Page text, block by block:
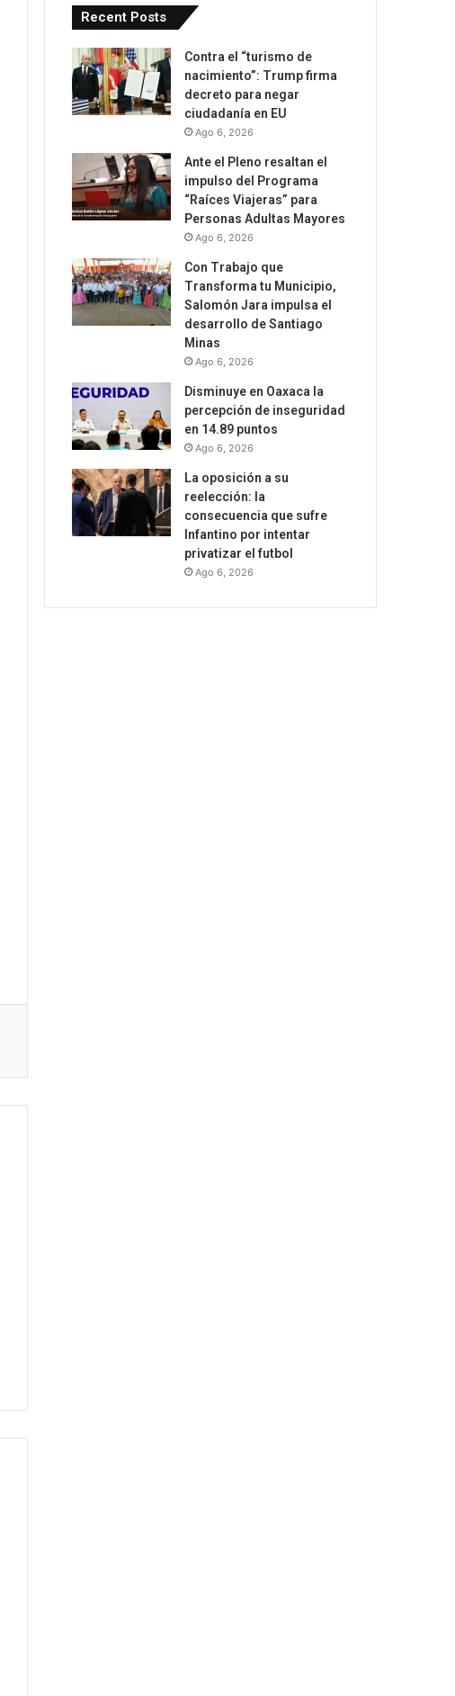
Recent Posts
Contra el “turismo de
nacimiento”: Trump firma
decreto para negar
ciudadanía en EU
Ago 6, 2026
Ante el Pleno resaltan el
impulso del Programa
“Raíces Viajeras” para
Personas Adultas Mayores
Ago 6, 2026
Con Trabajo que
Transforma tu Municipio,
Salomón Jara impulsa el
desarrollo de Santiago
Minas
Ago 6, 2026
Disminuye en Oaxaca la
percepción de inseguridad
en 14.89 puntos
Ago 6, 2026
La oposición a su
reelección: la
consecuencia que sufre
Infantino por intentar
privatizar el futbol
Ago 6, 2026